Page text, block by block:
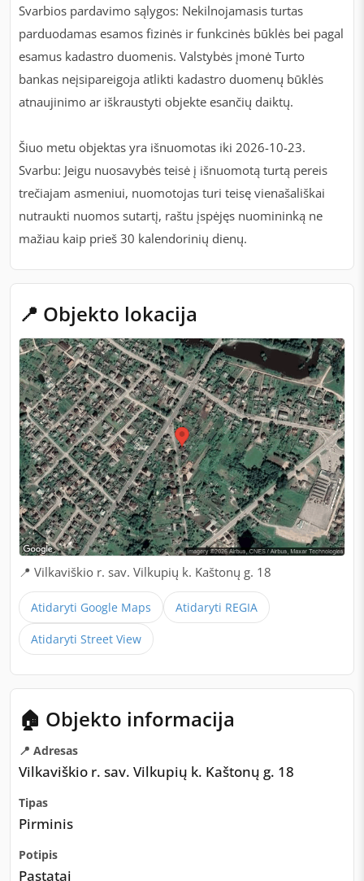
Svarbios pardavimo sąlygos: Nekilnojamasis turtas
parduodamas esamos fizinės ir funkcinės būklės bei pagal
esamus kadastro duomenis. Valstybės įmonė Turto
bankas neįsipareigoja atlikti kadastro duomenų būklės
atnaujinimo ar iškraustyti objekte esančių daiktų.
Šiuo metu objektas yra išnuomotas iki 2026-10-23.
Svarbu: Jeigu nuosavybės teisė į išnuomotą turtą pereis
trečiajam asmeniui, nuomotojas turi teisę vienašališkai
nutraukti nuomos sutartį, raštu įspėjęs nuomininką ne
mažiau kaip prieš 30 kalendorinių dienų.
📍 Objekto lokacija
📍 Vilkaviškio r. sav. Vilkupių k. Kaštonų g. 18
Atidaryti Google Maps Atidaryti REGIA
Atidaryti Street View
🏠 Objekto informacija
📍 Adresas
Vilkaviškio r. sav. Vilkupių k. Kaštonų g. 18
Tipas
Pirminis
Potipis
Pastatai